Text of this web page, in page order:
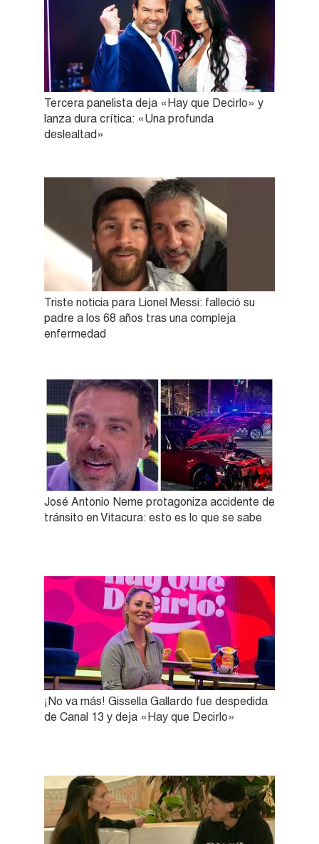
Tercera panelista deja «Hay que Decirlo» y
lanza dura crítica: «Una profunda
deslealtad»
Triste noticia para Lionel Messi: falleció su
padre a los 68 años tras una compleja
enfermedad
José Antonio Neme protagoniza accidente de
tránsito en Vitacura: esto es lo que se sabe
¡No va más! Gissella Gallardo fue despedida
de Canal 13 y deja «Hay que Decirlo»